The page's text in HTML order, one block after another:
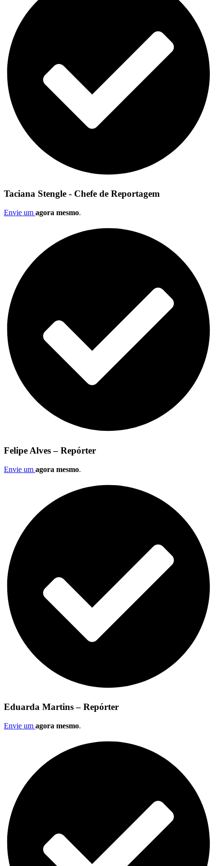
Taciana Stengle - Chefe de Reportagem
Envie um agora mesmo.
Felipe Alves – Repórter
Envie um agora mesmo.
Eduarda Martins – Repórter
Envie um agora mesmo.